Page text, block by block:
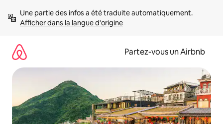
directement
Afficher dans la langue d'origine
Partez-vous un Airbnb